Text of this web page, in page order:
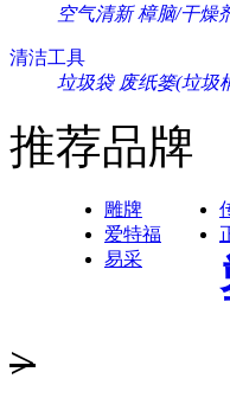
空气清新 樟脑/干燥
清洁工具
垃圾袋 废纸篓(垃圾
推荐品牌
雕牌
爱特福
易采
>